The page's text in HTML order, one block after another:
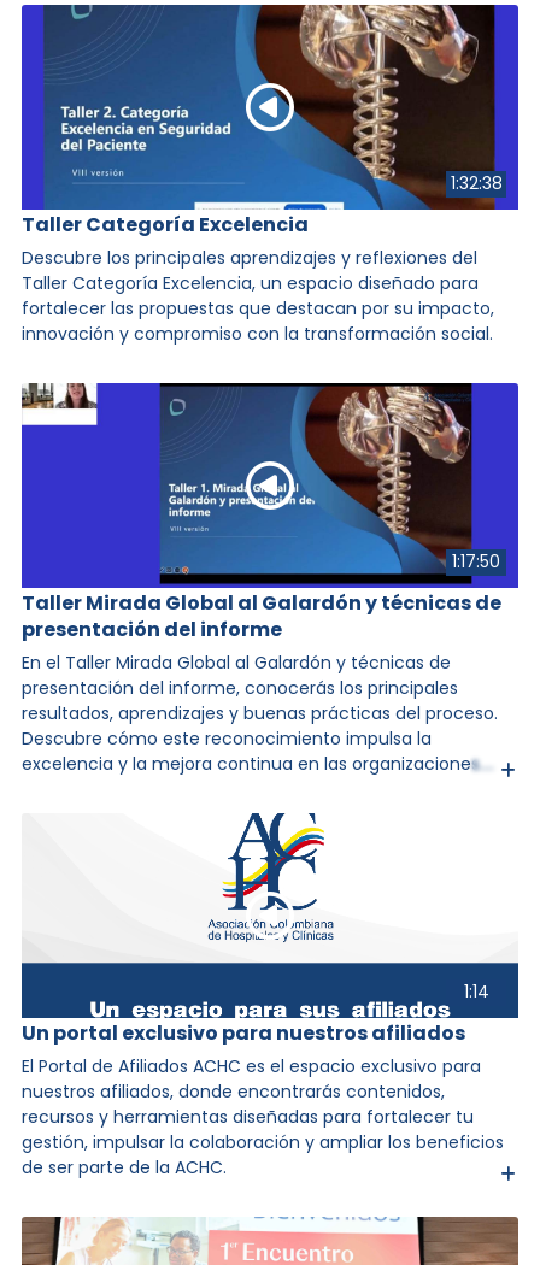
1:32:38
Taller Categoría Excelencia
Descubre los principales aprendizajes y reflexiones del
Taller Categoría Excelencia, un espacio diseñado para
fortalecer las propuestas que destacan por su impacto,
innovación y compromiso con la transformación social.
1:17:50
Taller Mirada Global al Galardón y técnicas de
presentación del informe
En el Taller Mirada Global al Galardón y técnicas de
presentación del informe, conocerás los principales
resultados, aprendizajes y buenas prácticas del proceso.
Descubre cómo este reconocimiento impulsa la
excelencia y la mejora continua en las organizaciones.
1:14
Un portal exclusivo para nuestros afiliados
El Portal de Afiliados ACHC es el espacio exclusivo para
nuestros afiliados, donde encontrarás contenidos,
recursos y herramientas diseñadas para fortalecer tu
gestión, impulsar la colaboración y ampliar los beneficios
de ser parte de la ACHC.